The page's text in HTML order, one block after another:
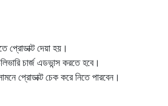
প্রোডাক্ট দেয়া হয়।
চার্জ এডভান্স করতে হবে।
প্রোডাক্ট চেক করে নিতে পারবেন।